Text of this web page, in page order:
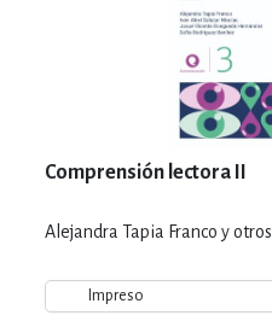
Comprensión lectora II
Alejandra Tapia Franco y otros
Impreso